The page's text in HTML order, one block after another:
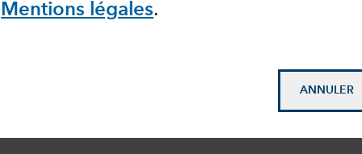
Mentions légales.
ANNULER